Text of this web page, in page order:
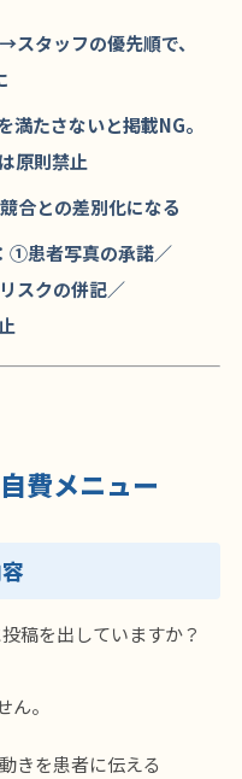
タッフの優先順で、
満たさないと掲載NG。
原則禁止
合との差別化になる
①患者写真の承諾／
スクの併記／
費メニュー
稿を出していますか？
。
きを患者に伝える